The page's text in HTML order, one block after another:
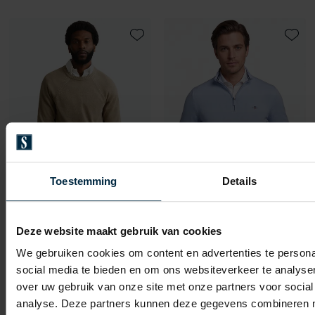
Toestemming Details
Deze website maakt gebruik van cookies
We gebruiken cookies om content en advertenties te
social media te bieden en om ons websiteverkeer te
over uw gebruik van onze site met onze partners voor
analyse. Deze partners kunnen deze gegevens combineren
trui kaki effen katoen
€ 229,95
€ 160,97 -
30%
Toevoegen aan favorieten
half zip trui lichtblauw
€ 129,95
€ 64,98 -
50%